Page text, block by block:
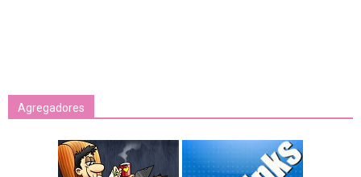
Agregadores